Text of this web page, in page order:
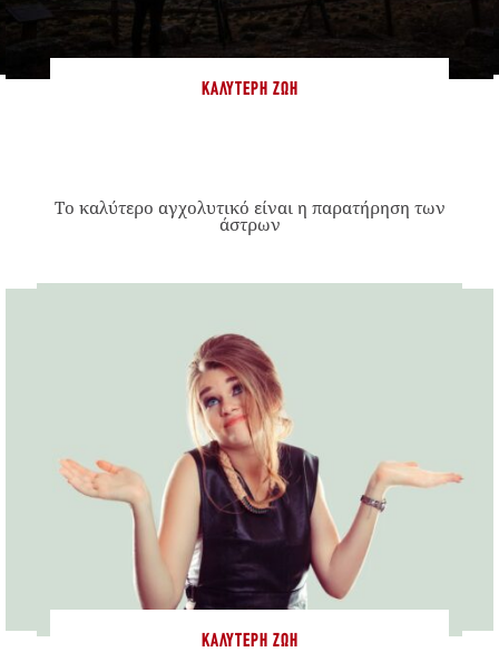
ΚΑΛΎΤΕΡΗ ΖΩΉ
Το καλύτερο αγχολυτικό είναι η παρατήρηση των
άστρων
ΚΑΛΎΤΕΡΗ ΖΩΉ